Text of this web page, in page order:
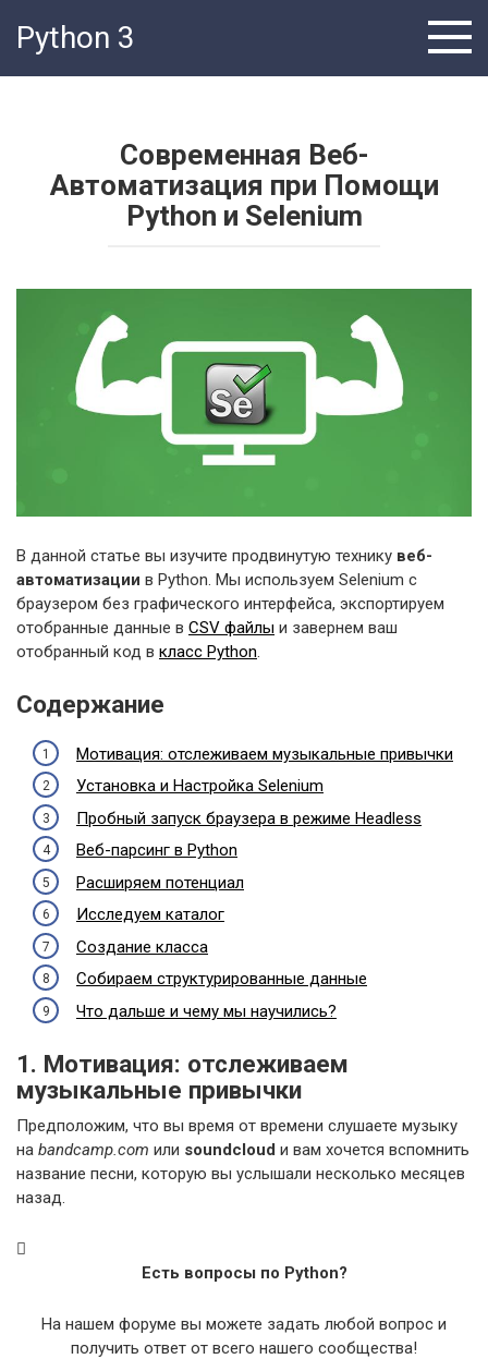
контенту
Python 3
Современная Веб-
Автоматизация при Помощи
Python и Selenium
В данной статье вы изучите продвинутую технику веб-
автоматизации в Python. Мы используем Selenium с
браузером без графического интерфейса, экспортируем
отобранные данные в CSV файлы и завернем ваш
отобранный код в класс Python.
Содержание
Мотивация: отслеживаем музыкальные привычки
Установка и Настройка Selenium
Пробный запуск браузера в режиме Headless
Веб-парсинг в Python
Расширяем потенциал
Исследуем каталог
Создание класса
Собираем структурированные данные
Что дальше и чему мы научились?
1. Мотивация: отслеживаем
музыкальные привычки
Предположим, что вы время от времени слушаете музыку
на bandcamp.com или soundcloud и вам хочется вспомнить
название песни, которую вы услышали несколько месяцев
назад.
Есть вопросы по Python?
На нашем форуме вы можете задать любой вопрос и
получить ответ от всего нашего сообщества!